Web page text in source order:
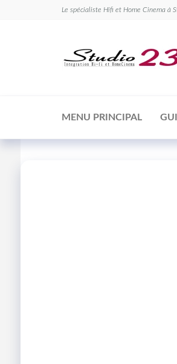
Le spécialiste Hifi et Home Cinema à
MENU PRINCIPAL